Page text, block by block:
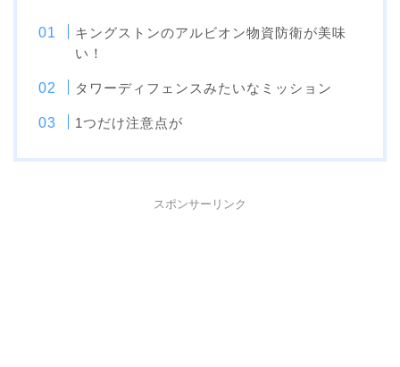
キングストンのアルビオン物資防衛が美味
い！
タワーディフェンスみたいなミッション
1つだけ注意点が
スポンサーリンク